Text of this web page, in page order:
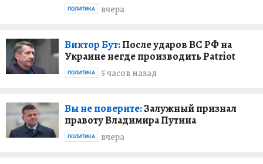
вчера
ПОЛИТИКА
Виктор Бут:После ударов ВС РФ на
Украине негде производить Patriot
5 часов назад
ПОЛИТИКА
Вы не поверите:Залужный признал
правоту Владимира Путина
вчера
ПОЛИТИКА